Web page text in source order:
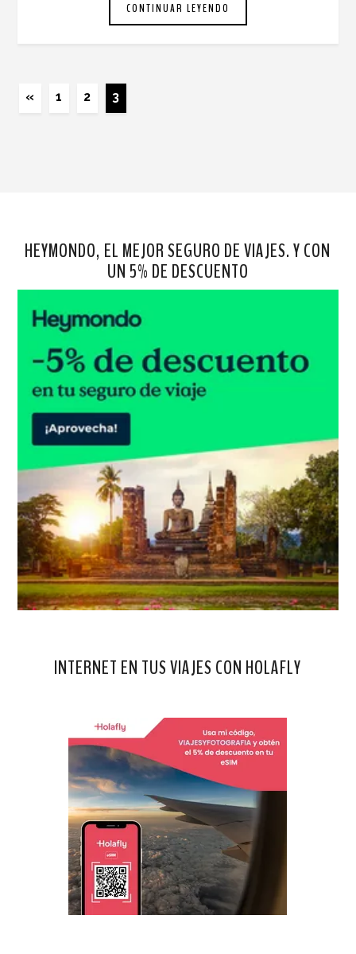
CONTINUAR LEYENDO
« 1 2 3
HEYMONDO, EL MEJOR SEGURO DE VIAJES. Y CON
UN 5% DE DESCUENTO
INTERNET EN TUS VIAJES CON HOLAFLY